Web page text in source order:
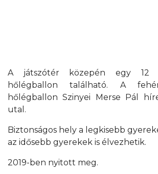
A játszótér közepén egy 12
hőlégballon található. A
hőlégballon Szinyei Merse Pál
utal.
Biztonságos hely a legkisebb
az idősebb gyerekek is élvezhetik.
2019-ben nyitott meg.